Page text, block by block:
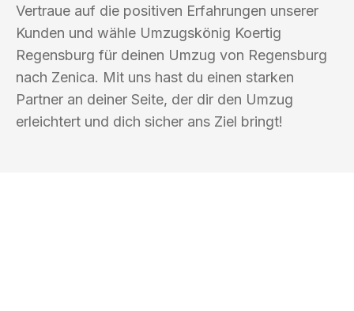
Vertraue auf die positiven Erfahrungen unserer
Kunden und wähle Umzugskönig Koertig
Regensburg für deinen Umzug von Regensburg
nach Zenica. Mit uns hast du einen starken
Partner an deiner Seite, der dir den Umzug
erleichtert und dich sicher ans Ziel bringt!